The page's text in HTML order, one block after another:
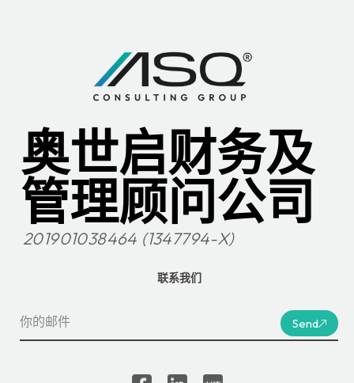
奥世启财务及
管理顾问公司
201901038464 (1347794-X)
联系我们
Send